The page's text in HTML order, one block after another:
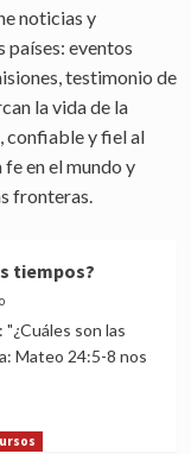
noticias y
países: eventos
testimonio de
la vida de la
confiable y fiel al
en el mundo y
fronteras.
tiempos?
son las
Mateo 24:5-8 nos